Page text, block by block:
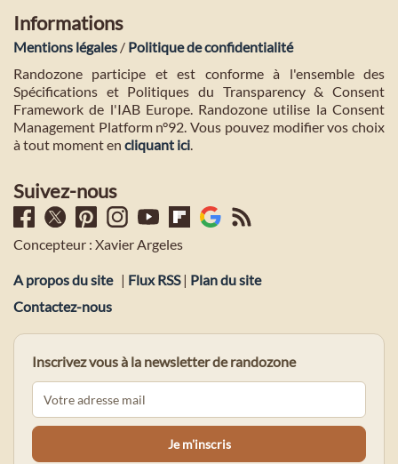
Informations
Mentions légales / Politique de confidentialité
Randozone participe et est conforme à l'ensemble des
Spécifications et Politiques du Transparency & Consent
Framework de l'IAB Europe. Randozone utilise la Consent
Management Platform n°92. Vous pouvez modifier vos choix
à tout moment en cliquant ici.
Suivez-nous
Concepteur : Xavier Argeles
A propos du site | Flux RSS| Plan du site
Contactez-nous
Inscrivez vous à la newsletter de randozone